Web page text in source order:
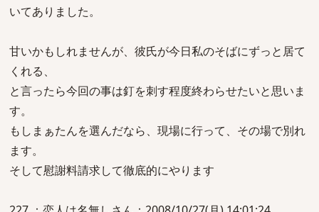
いてありました。
甘いかもしれませんが、彼氏が今日私のそばにずっと居て
くれる、
と言ったら今回の事は釘を刺す程度終わらせたいと思いま
す。
もしまぁたんを選んだなら、現場に行って、その場で別れ
ます。
そして慰謝料請求して徹底的にやります